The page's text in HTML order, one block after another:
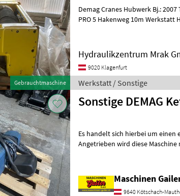
Gebrauchtmaschine
Demag Cranes Hubwerk Bj.: 2007 Tragfähigkeit 500kg Baugröße DR-
PRO 5 Hakenweg 10m Werkstatt
Hydraulikzentrum Mrak
9020 Klagenfurt
Werkstatt / Sonstige
Sonstige DEMAG
Es handelt sich hierbei um
Angetrieben wird diese
Maschinen
9640 Kötschach-